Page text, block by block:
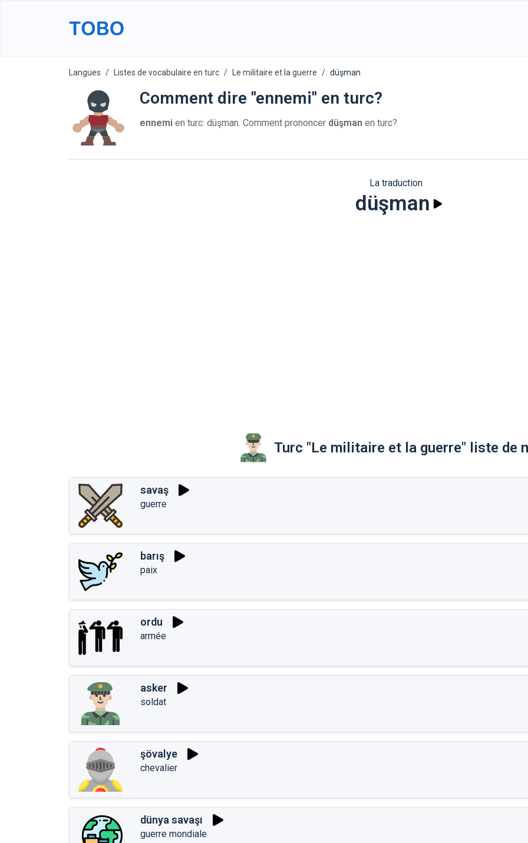
Langues Listes de vocabulaire en turc Le militaire et la guerre düşman
Comment dire "ennemi" en turc?
ennemi en turc: düşman. Comment prononcer düşman en turc?
La traduction
düşman
Turc "Le militaire et la guerre" liste de
savaş
guerre
barış
paix
ordu
armée
asker
soldat
şövalye
chevalier
dünya savaşı
guerre mondiale